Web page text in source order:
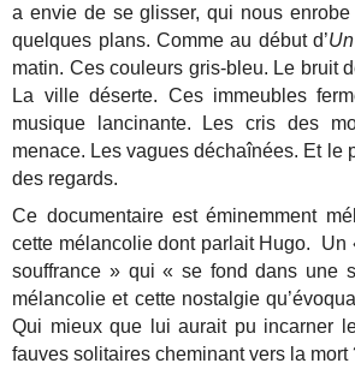
a envie de se glisser, qui nous
quelques plans. Comme au début d’
matin. Ces couleurs gris-bleu. Le bruit
La ville déserte. Ces immeubles
musique lancinante. Les cris des
menace. Les vagues déchaînées. Et le
des regards.
Ce documentaire est éminemment
cette mélancolie dont parlait Hugo. Un
souffrance » qui « se fond dans une
mélancolie et cette nostalgie
Qui mieux que lui aurait pu incarner
fauves solitaires cheminant vers la mort